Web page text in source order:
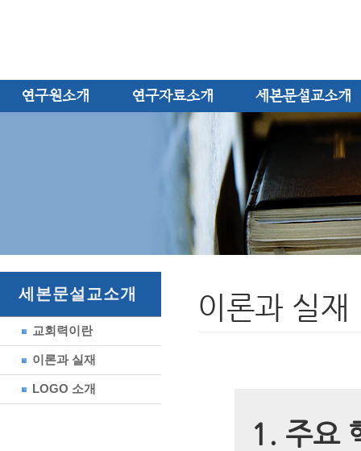
연구원소개 연구자료소개 세본문설교소개
세본문설교소개
교회력이란
이론과 실재
LOGO 소개
이론과 실재
1. 주요